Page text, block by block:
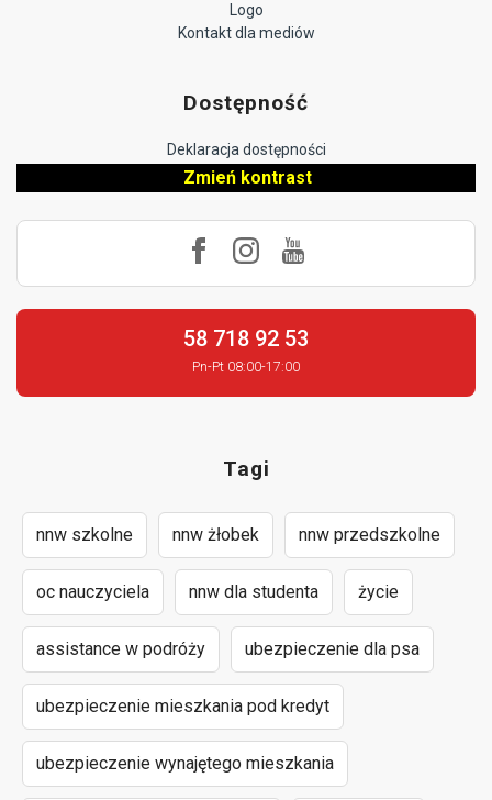
Logo
Kontakt dla mediów
Dostępność
Deklaracja dostępności
Zmień kontrast
58 718 92 53
Pn-Pt 08:00-17:00
Tagi
nnw szkolne nnw żłobek nnw przedszkolne
oc nauczyciela nnw dla studenta życie
assistance w podróży ubezpieczenie dla psa
ubezpieczenie mieszkania pod kredyt
ubezpieczenie wynajętego mieszkania